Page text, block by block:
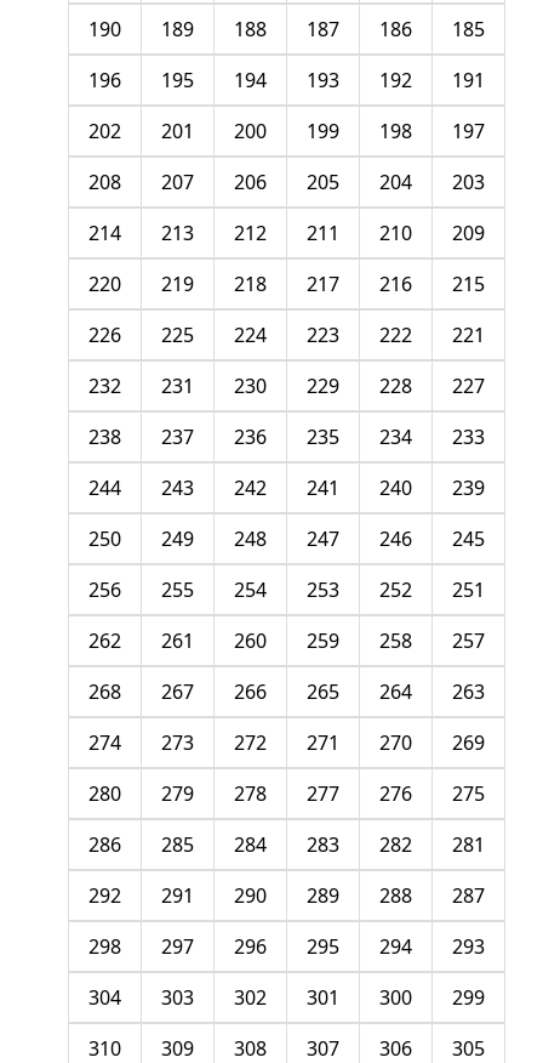
185
186
187
188
189
190
191
192
193
194
195
196
197
198
199
200
201
202
203
204
205
206
207
208
209
210
211
212
213
214
215
216
217
218
219
220
221
222
223
224
225
226
227
228
229
230
231
232
233
234
235
236
237
238
239
240
241
242
243
244
245
246
247
248
249
250
251
252
253
254
255
256
257
258
259
260
261
262
263
264
265
266
267
268
269
270
271
272
273
274
275
276
277
278
279
280
281
282
283
284
285
286
287
288
289
290
291
292
293
294
295
296
297
298
299
300
301
302
303
304
305
306
307
308
309
310